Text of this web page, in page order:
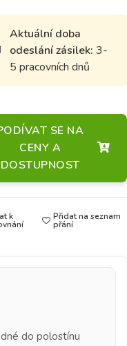
Aktuální doba
odeslání zásilek: 3-
5 pracovních dnů
SE NA
CENY A
DOSTUPNOST
k Přidat na seznam
přání
do polostínu